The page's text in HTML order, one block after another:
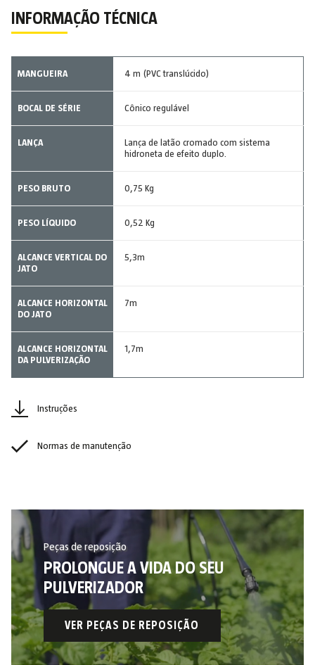
INFORMAÇÃO TÉCNICA
MANGUEIRA 4 m (PVC translúcido)
BOCAL DE SÉRIE Cônico regulável
LANÇA
Lança de latão cromado com sistema
hidroneta de efeito duplo.
PESO BRUTO 0,75 Kg
PESO LÍQUIDO 0,52 Kg
ALCANCE VERTICAL DO
JATO
5,3m
ALCANCE HORIZONTAL
DO JATO
7m
ALCANCE HORIZONTAL
DA PULVERIZAÇÃO
1,7m
Instruções
Normas de manutenção
Peças de reposição
PROLONGUE A VIDA DO SEU
PULVERIZADOR
VER PEÇAS DE REPOSIÇÃO